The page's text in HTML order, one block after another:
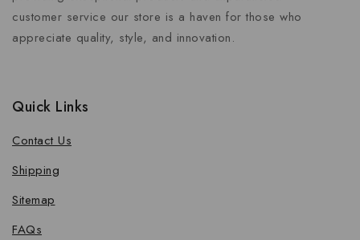
customer service our store is a haven for those who
appreciate quality, style, and innovation.
Quick Links
Contact Us
Shipping
Sitemap
FAQs